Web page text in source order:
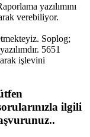
yazılımını
verebiliyor.
Soplog;
5651
işlevini
ilgili